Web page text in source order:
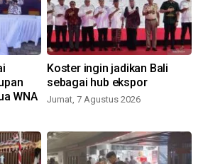
WNA
Koster ingin jadikan Bali
sebagai hub ekspor
Jumat, 7 Agustus 2026